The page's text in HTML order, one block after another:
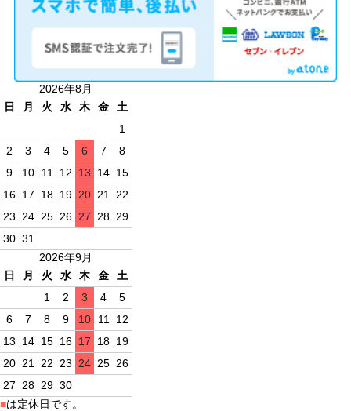
2026年8月
日
月 火 水 木 金
土
1
2
3 4 5 6 7
8
9
10 11 12 13 14 15
16 17 18 19 20 21
22
23
24 25 26 27 28 29
30 31
2026年9月
日
月 火 水 木 金
土
1
2 3 4
5
6
7 8 9 10 11
12
13
14 15 16 17 18 19
20 21 22 23 24 25 26
27
28 29 30
■は定休日です。